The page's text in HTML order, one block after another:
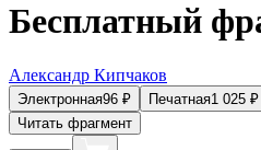
Бесплатный
Александр Кипчаков
Электронная96 ₽ Печатная1 025 ₽
Читать фрагмент